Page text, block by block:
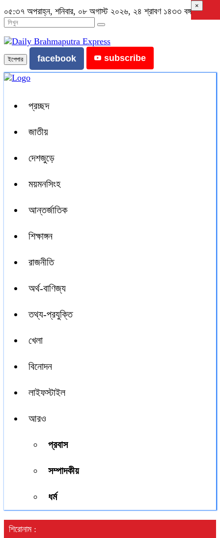
০৫:৩৭ অপরাহ্ন, শনিবার, ০৮ অগাস্ট ২০২৬, ২৪ শ্রাবণ ১৪৩৩ বঙ্গাব্দ
ইপেপার facebook subscribe
প্রচ্ছদ
জাতীয়
দেশজুড়ে
ময়মনসিংহ
আন্তর্জাতিক
শিক্ষাঙ্গন
রাজনীতি
অর্থ-বাণিজ্য
তথ্য-প্রযুক্তি
খেলা
বিনোদন
লাইফস্টাইল
আরও
প্রবাস
সম্পাদকীয়
ধর্ম
শিরোনাম :
×